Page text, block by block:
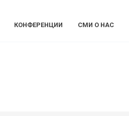
КОНФЕРЕНЦИИ СМИ О НАС